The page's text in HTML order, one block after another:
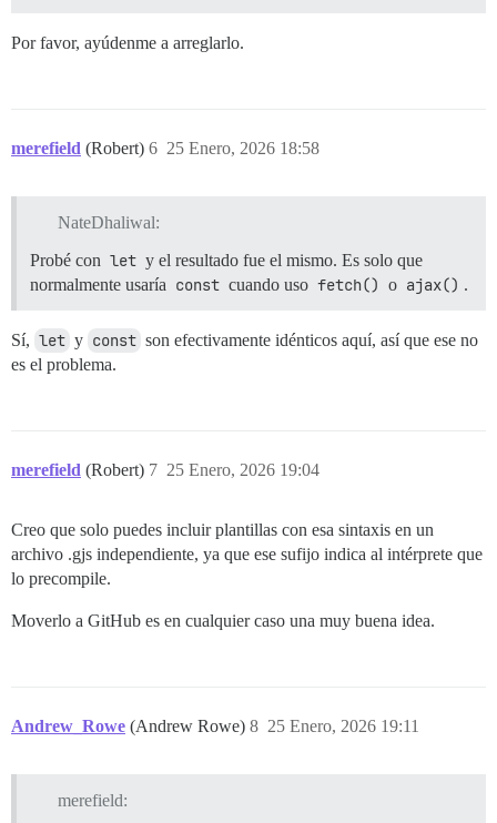
Por favor, ayúdenme a arreglarlo.
merefield (Robert) 25 Enero, 2026 18:58
6
NateDhaliwal:
Probé con let y el resultado fue el mismo. Es solo que
normalmente usaría const cuando uso fetch() o ajax() .
Sí, let y const son efectivamente idénticos aquí, así que ese no
es el problema.
merefield (Robert) 25 Enero, 2026 19:04
7
Creo que solo puedes incluir plantillas con esa sintaxis en un
archivo .gjs independiente, ya que ese sufijo indica al intérprete que
lo precompile.
Moverlo a GitHub es en cualquier caso una muy buena idea.
Andrew_Rowe (Andrew Rowe) 25 Enero, 2026 19:11
8
merefield: